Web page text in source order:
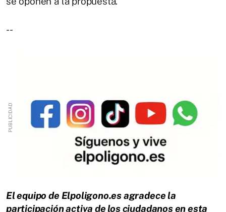
--
El equipo de Elpoligono.es agradece la
participación activa de los ciudadanos en esta